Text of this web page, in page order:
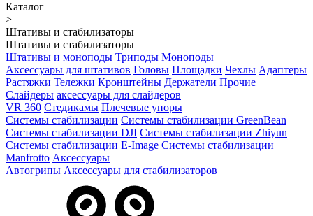
Каталог
>
Штативы и стабилизаторы
Штативы и стабилизаторы
Штативы и моноподы Триподы Моноподы
Аксессуары для штативов Головы Площадки Чехлы Адаптеры
Растяжки Тележки Кронштейны Держатели Прочие
Слайдеры аксессуары для слайдеров
VR 360 Стедикамы Плечевые упоры
Системы стабилизации Системы стабилизации GreenBean
Системы стабилизации DJI Системы стабилизации Zhiyun
Системы стабилизации E-Image Системы стабилизации
Manfrotto Аксессуары
Автогрипы Аксессуары для стабилизаторов